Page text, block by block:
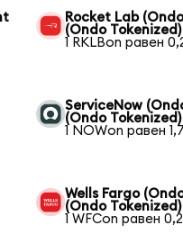
Rocket Lab
(Ondo Tokenized)
1 RKLBon равен
ServiceNow
(Ondo Tokenized)
1 NOWon равен
Wells Fargo
(Ondo Tokenized)
1 WFCon равен